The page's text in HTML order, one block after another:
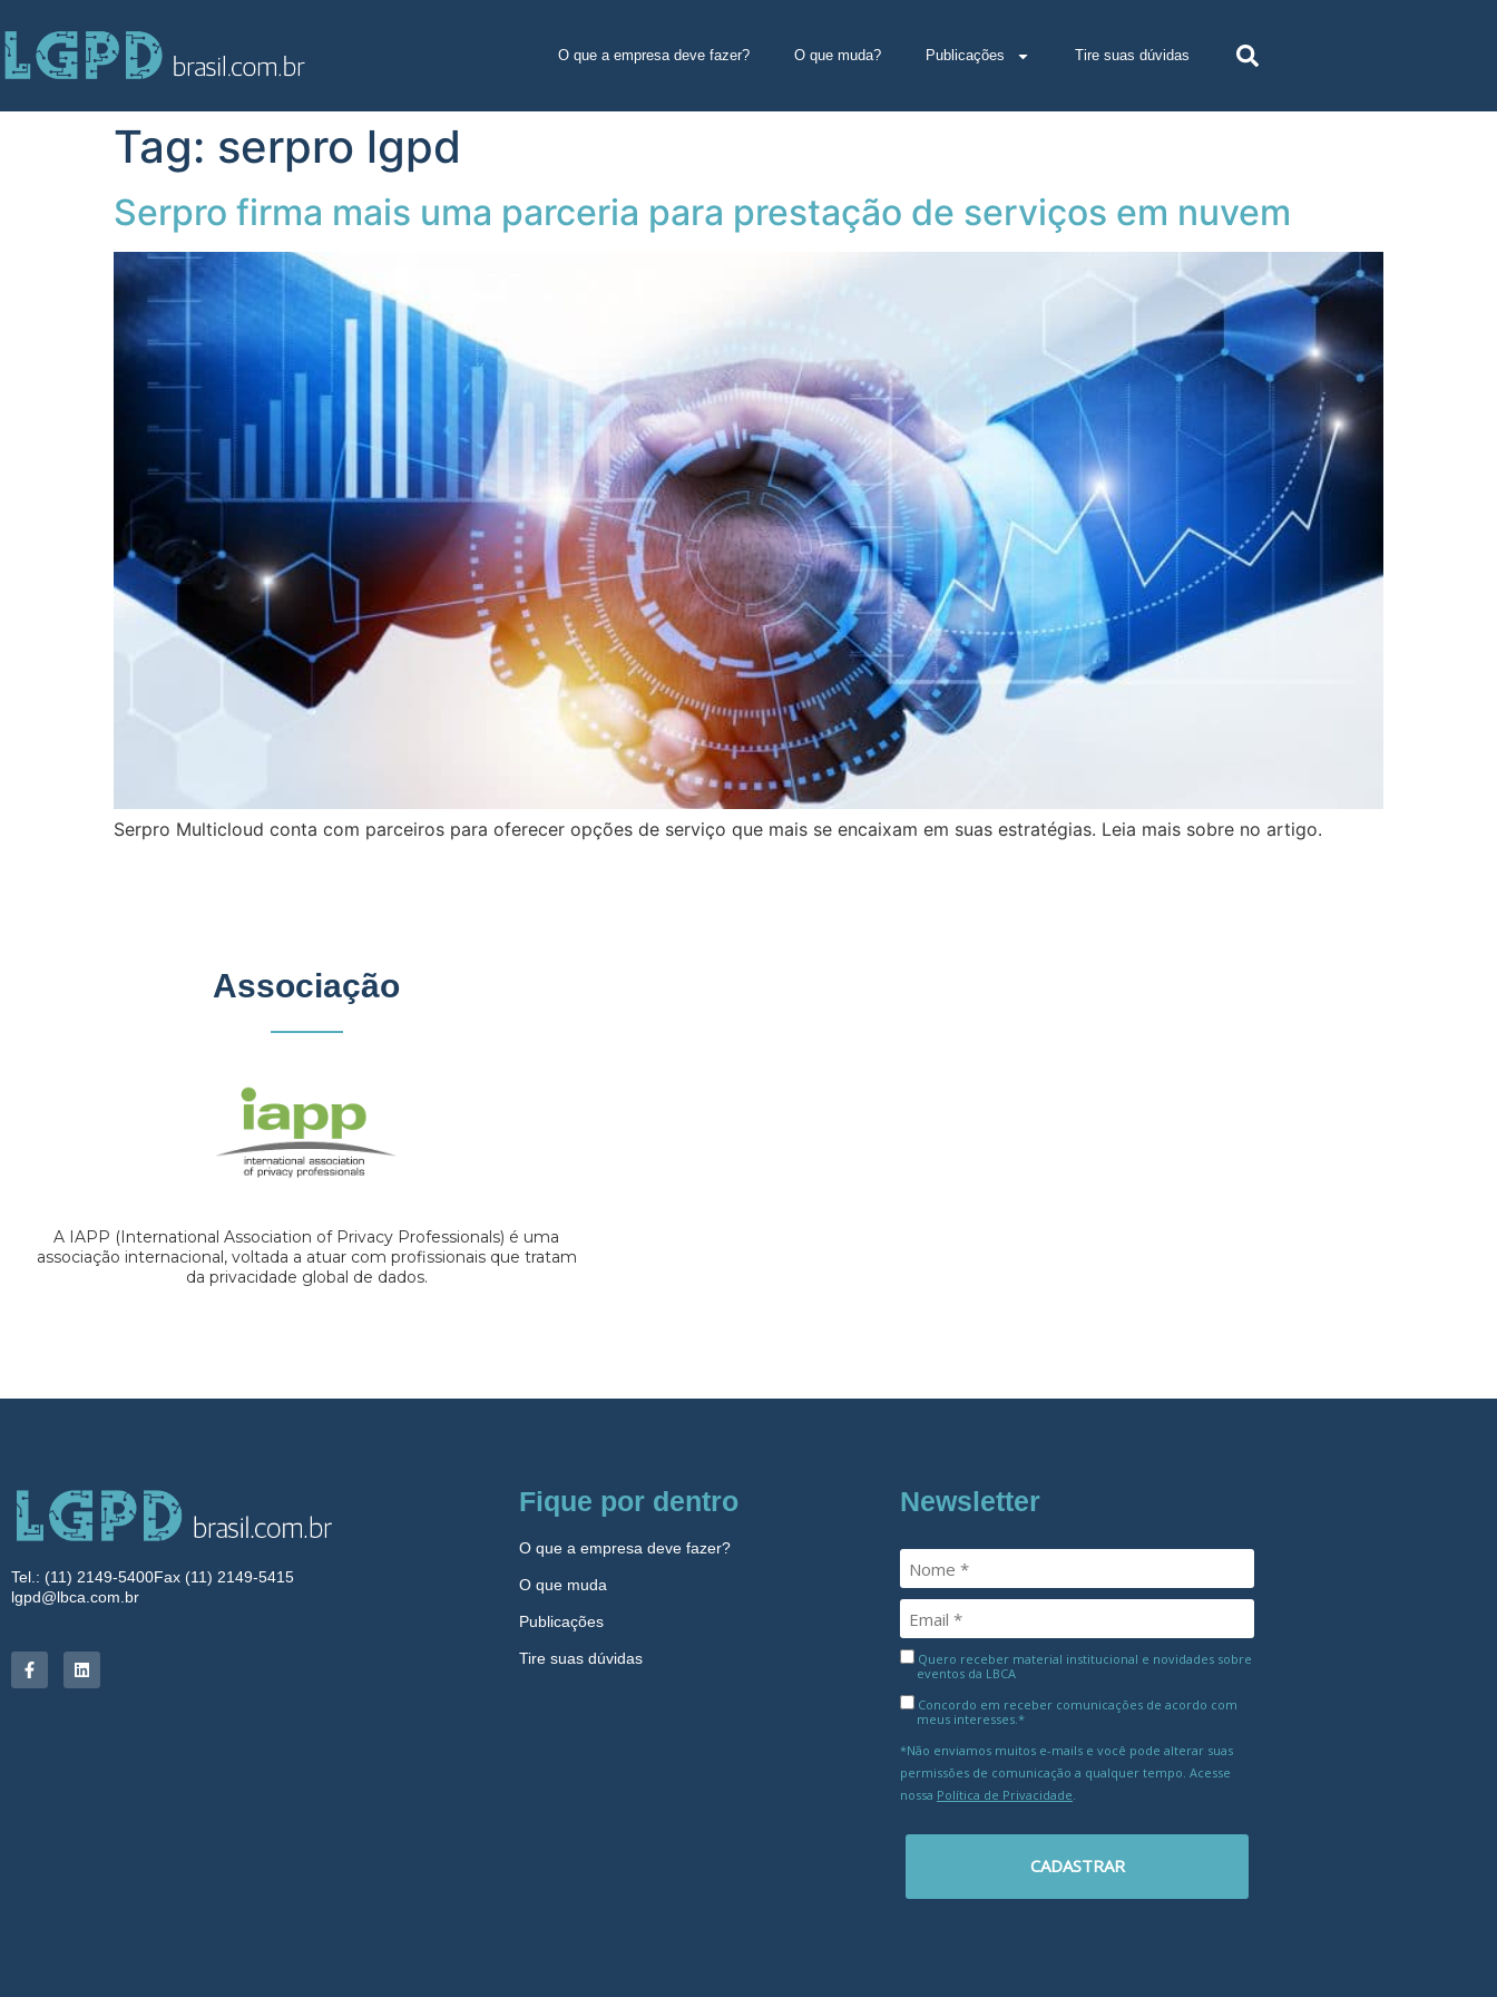
O que a empresa deve fazer? O que muda? Publicações Tire suas dúvidas
Tag: serpro lgpd
Serpro firma mais uma parceria para prestação de serviços em nuvem
Serpro Multicloud conta com parceiros para oferecer opções de serviço que mais se encaixam em suas estratégias. Leia mais sobre no artigo.
Associação
A IAPP (International Association of Privacy Professionals) é uma
associação internacional, voltada a atuar com profissionais que tratam
da privacidade global de dados.
Tel.: (11) 2149-5400Fax (11) 2149-5415
lgpd@lbca.com.br
Fique por dentro
O que a empresa deve fazer?
O que muda
Publicações
Tire suas dúvidas
Newsletter
Quero receber material institucional e novidades sobre
eventos da LBCA
Concordo em receber comunicações de acordo com
meus interesses.*
*Não enviamos muitos e-mails e você pode alterar suas
permissões de comunicação a qualquer tempo. Acesse
nossa Política de Privacidade
CADASTRAR